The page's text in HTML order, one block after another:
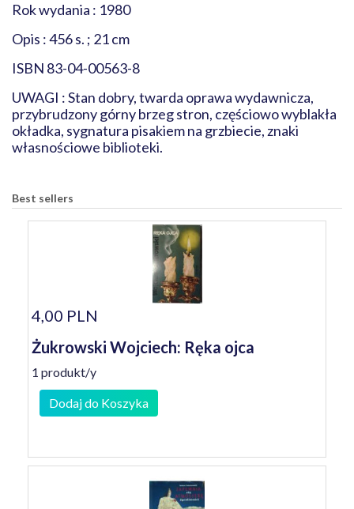
Rok wydania : 1980
Opis : 456 s. ; 21 cm
ISBN 83-04-00563-8
UWAGI : Stan dobry, twarda oprawa wydawnicza,
przybrudzony górny brzeg stron, częściowo wyblakła
okładka, sygnatura pisakiem na grzbiecie, znaki
własnościowe biblioteki.
Best sellers
4,00 PLN
Żukrowski Wojciech: Ręka ojca
1 produkt/y
Dodaj do Koszyka